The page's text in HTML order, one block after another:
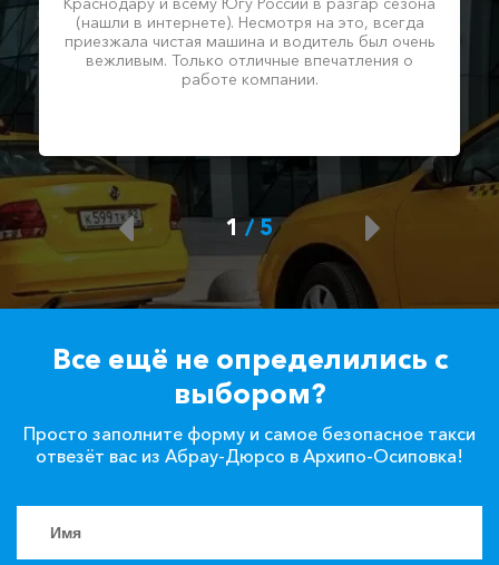
(нашли в интернете). Несмотря на это, всегда
приезжала чистая машина и водитель был очень
вежливым. Только отличные впечатления о
работе компании.
1/ 5
Все ещё не определились с
выбором?
Просто заполните форму и самое безопасное такси
отвезёт вас из Абрау-Дюрсо в Архипо-Осиповка!